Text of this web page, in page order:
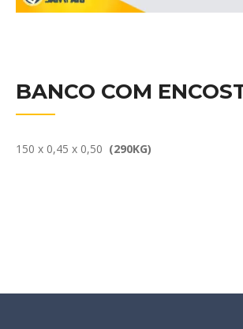
BANCO COM
150 x 0,45 x 0,50 (290KG)